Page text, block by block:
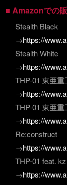
■ Amazonでの
Stealth Black
→https://
Stealth White
→https://
THP-01 東亜
→https://
THP-01 東亜
→https://
Re:construct
→https://
THP-01 feat.
→https://